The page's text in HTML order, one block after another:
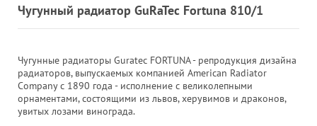
Чугунный радиатор GuRaTec Fortuna 810/1
Чугунные радиаторы Guratec FORTUNA - репродукция дизайна
радиаторов, выпускаемых компанией American Radiator
Company c 1890 года - исполнение с великолепными
орнаментами, состоящими из львов, херувимов и драконов,
увитых лозами винограда.